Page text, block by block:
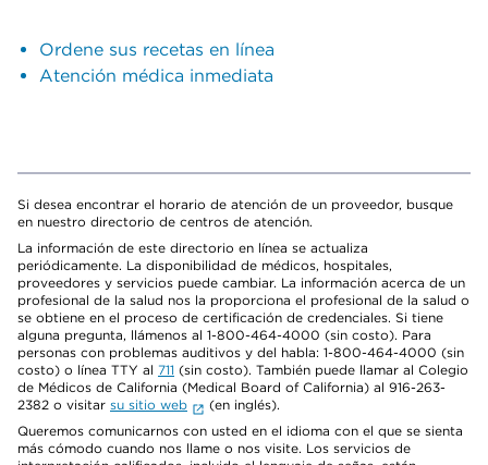
Ordene sus recetas en línea
Atención médica inmediata
Si desea encontrar el horario de atención de un proveedor, busque
en nuestro directorio de centros de atención.
La información de este directorio en línea se actualiza
periódicamente. La disponibilidad de médicos, hospitales,
proveedores y servicios puede cambiar. La información acerca de un
profesional de la salud nos la proporciona el profesional de la salud o
se obtiene en el proceso de certificación de credenciales. Si tiene
alguna pregunta, llámenos al 1-800-464-4000 (sin costo). Para
personas con problemas auditivos y del habla: 1-800-464-4000 (sin
costo) o línea TTY al 711 (sin costo). También puede llamar al Colegio
de Médicos de California (Medical Board of California) al 916-263-
2382 o visitar su sitio web
(en inglés).
Queremos comunicarnos con usted en el idioma con el que se sienta
más cómodo cuando nos llame o nos visite. Los servicios de